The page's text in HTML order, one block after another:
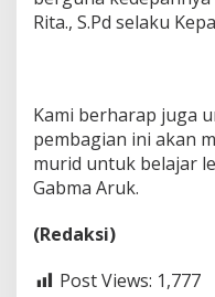
Rita., S.Pd selaku
Kami berharap juga
pembagian ini akan
murid untuk belajar
Gabma Aruk.
(Redaksi)
Post Views: 1,777